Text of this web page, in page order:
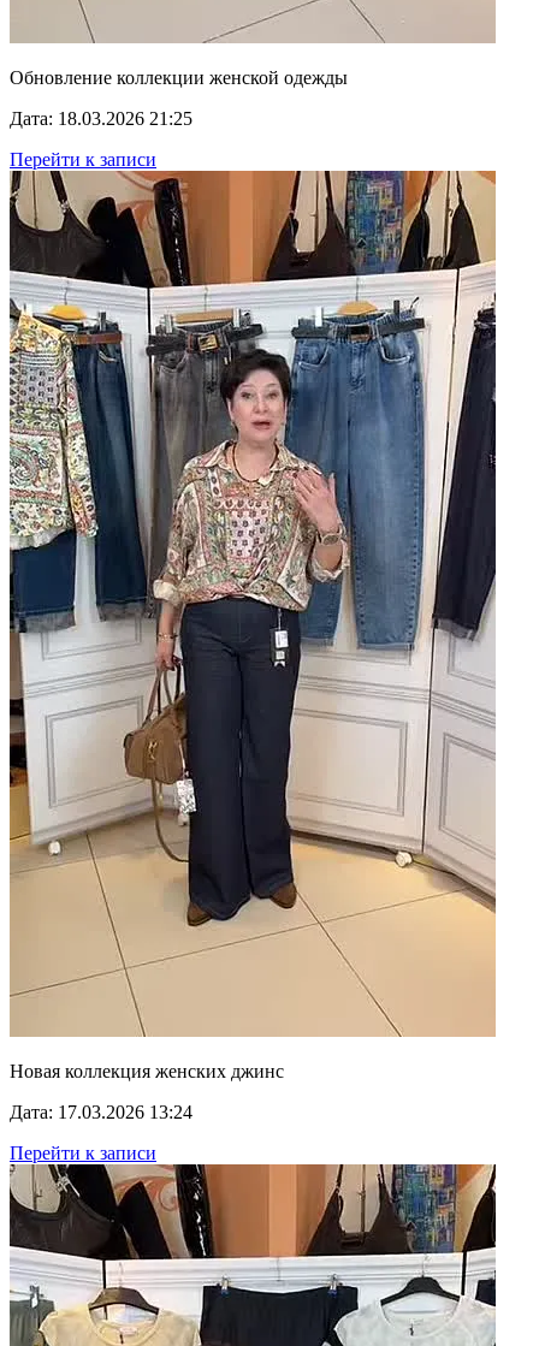
Обновление коллекции женской одежды
Дата: 18.03.2026 21:25
Перейти к записи
Новая коллекция женских джинс
Дата: 17.03.2026 13:24
Перейти к записи